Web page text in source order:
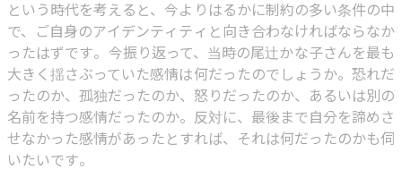
という時代を考えると、今よりはるかに制約の多い条件の中
で、ご自身のアイデンティティと向き合わなければならなか
ったはずです。今振り返って、当時の尾辻かな子さんを最も
大きく揺さぶっていた感情は何だったのでしょうか。恐れだ
ったのか、孤独だったのか、怒りだったのか、あるいは別の
名前を持つ感情だったのか。反対に、最後まで自分を諦めさ
せなかった感情があったとすれば、それは何だったのかも伺
いたいです。